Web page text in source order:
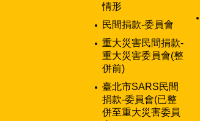
情形
民間捐款-委員會
重大災害民間捐款-
重大災害委員會(整
併前)
臺北市SARS民間
捐款-委員會(已整
併至重大災害委員